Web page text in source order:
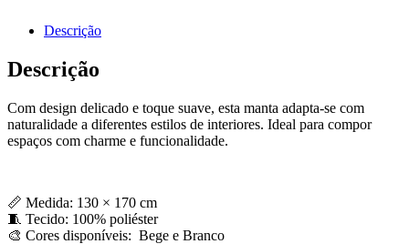
Descrição
Descrição
Com design delicado e toque suave, esta manta adapta-se com
naturalidade a diferentes estilos de interiores. Ideal para compor
espaços com charme e funcionalidade.
📏 Medida: 130 × 170 cm
🧵 Tecido: 100% poliéster
🎨 Cores disponíveis: Bege e Branco